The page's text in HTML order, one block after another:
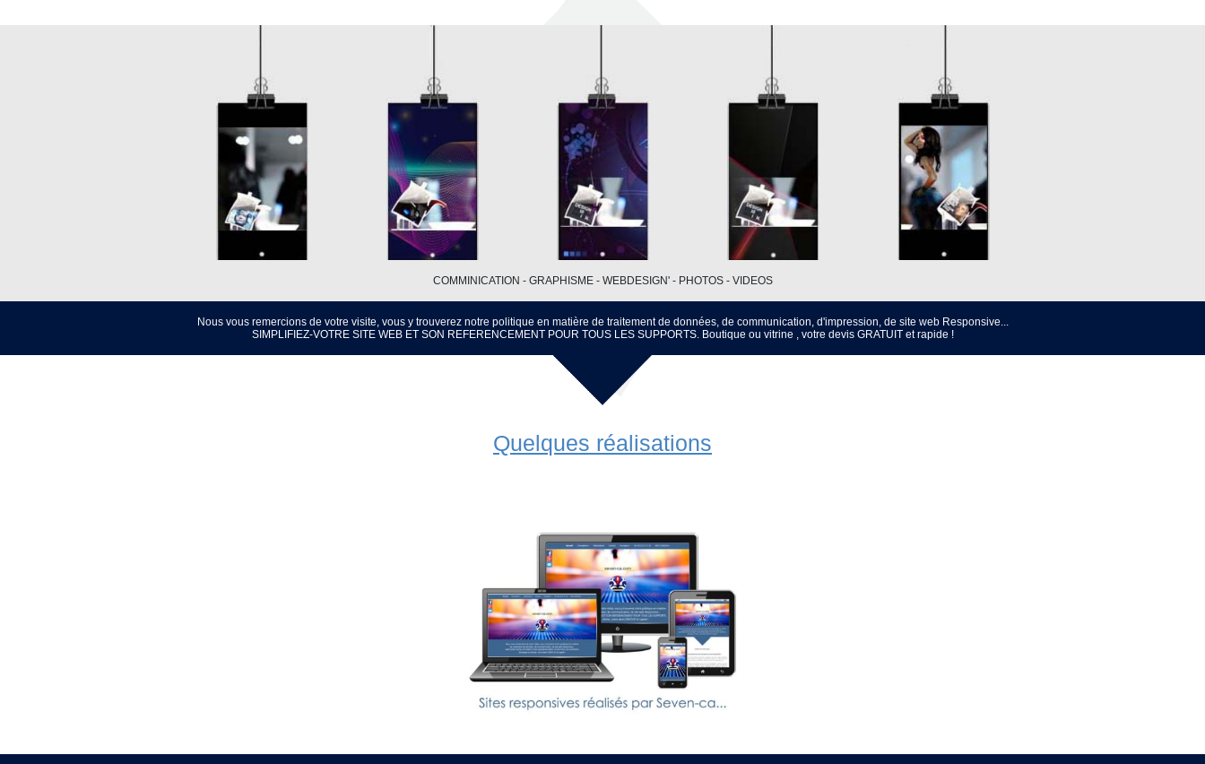
COMMINICATION - GRAPHISME - WEBDESIGN' - PHOTOS - VIDEOS
Nous vous remercions de votre visite, vous y trouverez notre politique en matière de traitement de données, de communication, d'impression, de site web Responsive...
SIMPLIFIEZ-VOTRE SITE WEB ET SON REFERENCEMENT POUR TOUS LES SUPPORTS. Boutique ou vitrine , votre devis GRATUIT et rapide !
Quelques réalisations